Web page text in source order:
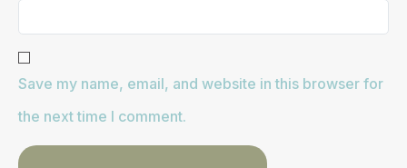
Save my name, email, and website in this browser for
the next time I comment.